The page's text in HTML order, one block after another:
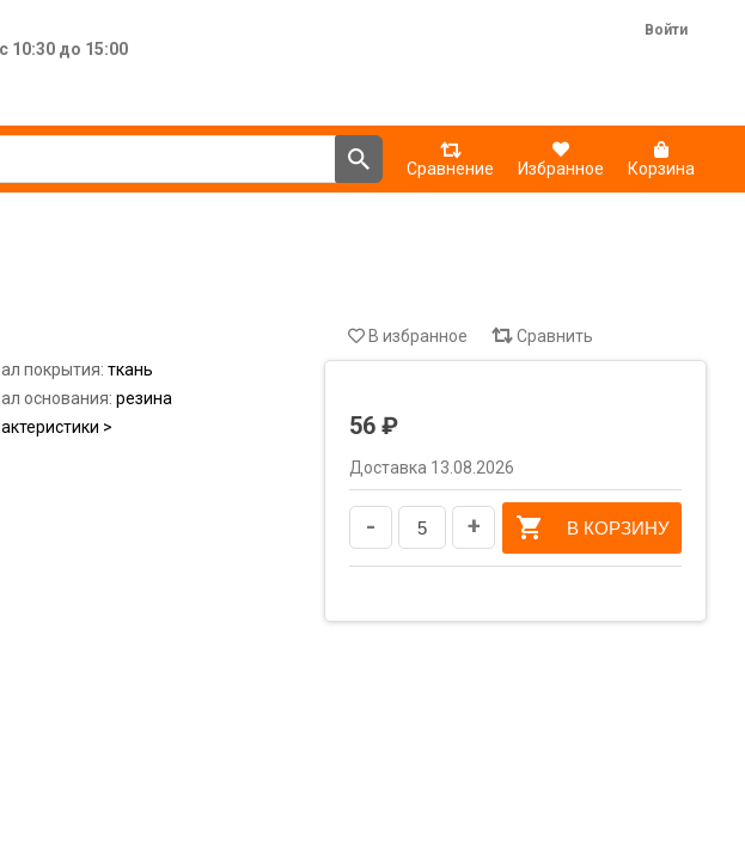
10:30 до 15:00
Войти
Сравнение Избранное Корзина
покрытия: ткань
основания: резина
>
В избранное Сравнить
56 ₽
Доставка 13.08.2026
- + В КОРЗИНУ